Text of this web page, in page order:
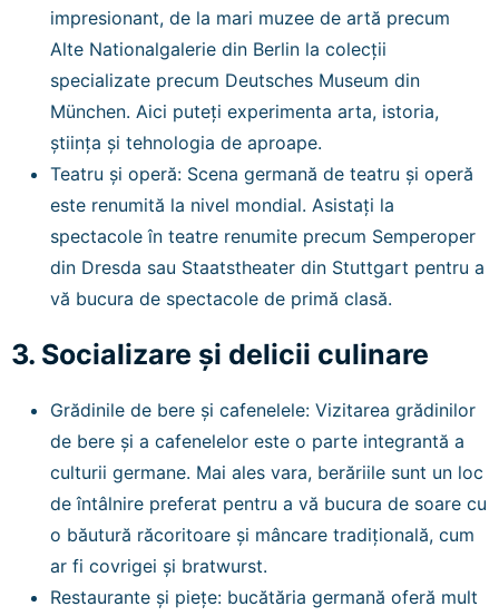
impresionant, de la mari muzee de artă precum
Alte Nationalgalerie din Berlin la colecții
specializate precum Deutsches Museum din
München. Aici puteți experimenta arta, istoria,
știința și tehnologia de aproape.
Teatru și operă: Scena germană de teatru și operă
este renumită la nivel mondial. Asistați la
spectacole în teatre renumite precum Semperoper
din Dresda sau Staatstheater din Stuttgart pentru a
vă bucura de spectacole de primă clasă.
3. Socializare și delicii culinare
Grădinile de bere și cafenelele: Vizitarea grădinilor
de bere și a cafenelelor este o parte integrantă a
culturii germane. Mai ales vara, berăriile sunt un loc
de întâlnire preferat pentru a vă bucura de soare cu
o băutură răcoritoare și mâncare tradițională, cum
ar fi covrigei și bratwurst.
Restaurante și piețe: bucătăria germană oferă mult